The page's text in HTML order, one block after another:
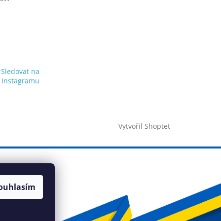
Sledovat na
Instagramu
Vytvořil Shoptet